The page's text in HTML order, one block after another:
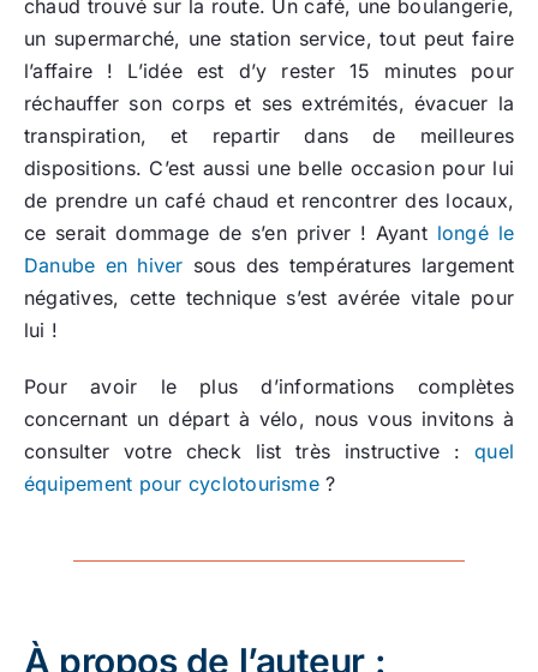
chaud trouvé sur la route. Un café, une boulangerie,
un supermarché, une station service, tout peut faire
l’affaire ! L’idée est d’y rester 15 minutes pour
réchauffer son corps et ses extrémités, évacuer la
transpiration, et repartir dans de meilleures
dispositions. C’est aussi une belle occasion pour lui
de prendre un café chaud et rencontrer des locaux,
ce serait dommage de s’en priver ! Ayant longé le
Danube en hiver sous des températures largement
négatives, cette technique s’est avérée vitale pour
lui !
Pour avoir le plus d’informations complètes
concernant un départ à vélo, nous vous invitons à
consulter votre check list très instructive :quel
équipement pour cyclotourisme?
À propos de l’auteur :